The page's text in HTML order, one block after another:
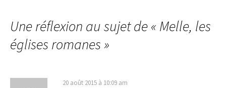
articles
Une réflexion au sujet de « Melle, les
églises romanes»
20 août 2015 à 10:09 am